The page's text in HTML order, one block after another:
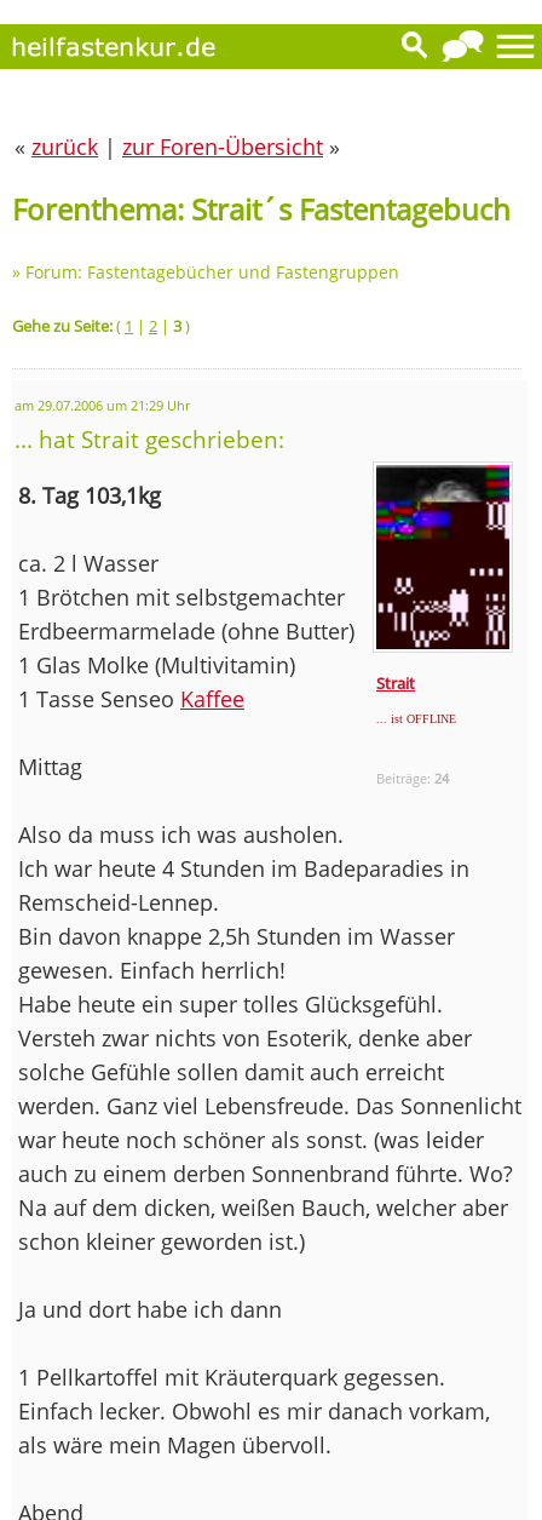
« zurück | zur Foren-Übersicht »
Forenthema: Strait´s Fastentagebuch
» Forum: Fastentagebücher und Fastengruppen
Gehe zu Seite:( 1 | 2 | 3)
am 29.07.2006 um 21:29 Uhr
... hat Strait geschrieben:
Strait
... ist OFFLINE
Beiträge: 24
8. Tag 103,1kg
ca. 2 l Wasser
1 Brötchen mit selbstgemachter
Erdbeermarmelade (ohne Butter)
1 Glas Molke (Multivitamin)
1 Tasse Senseo Kaffee
Mittag
Also da muss ich was ausholen.
Ich war heute 4 Stunden im Badeparadies in
Remscheid-Lennep.
Bin davon knappe 2,5h Stunden im Wasser
gewesen. Einfach herrlich!
Habe heute ein super tolles Glücksgefühl.
Versteh zwar nichts von Esoterik, denke aber
solche Gefühle sollen damit auch erreicht
werden. Ganz viel Lebensfreude. Das Sonnenlicht
war heute noch schöner als sonst. (was leider
auch zu einem derben Sonnenbrand führte. Wo?
Na auf dem dicken, weißen Bauch, welcher aber
schon kleiner geworden ist.)
Ja und dort habe ich dann
1 Pellkartoffel mit Kräuterquark gegessen.
Einfach lecker. Obwohl es mir danach vorkam,
als wäre mein Magen übervoll.
Abend